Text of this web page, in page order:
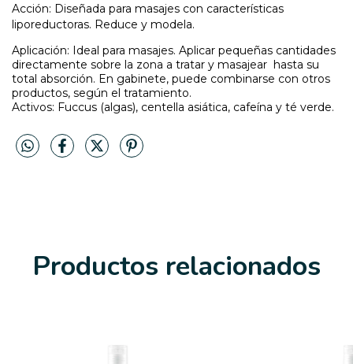
Acción: Diseñada para masajes con características
liporeductoras. Reduce y modela.
Aplicación: Ideal para masajes. Aplicar pequeñas cantidades
directamente sobre la zona a tratar y masajear hasta su
total absorción. En gabinete, puede combinarse con otros
productos, según el tratamiento.
Activos: Fuccus (algas), centella asiática, cafeína y té verde.
Productos relacionados